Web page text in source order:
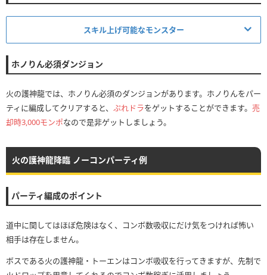
スキル上げ可能なモンスター
パイロデビル
パイロデーモン
火デーモン
フロストデビル
タウロスデビル
ハーピィデビル
光デーモン
ホノりん必須ダンジョン
火の護神龍では、ホノりん必須のダンジョンがあります。ホノりんをパー
ティに編成してクリアすると、 ぷれドラをゲットすることができます。 売
却時3,000モンポなので是非ゲットしましょう。
火の護神龍降臨 ノーコンパーティ例
パーティ編成のポイント
道中に関してはほぼ危険はなく、コンボ数吸収にだけ気をつければ怖い
相手は存在しません。
ボスである火の護神龍・トーエンはコンボ吸収を行ってきますが、先制で